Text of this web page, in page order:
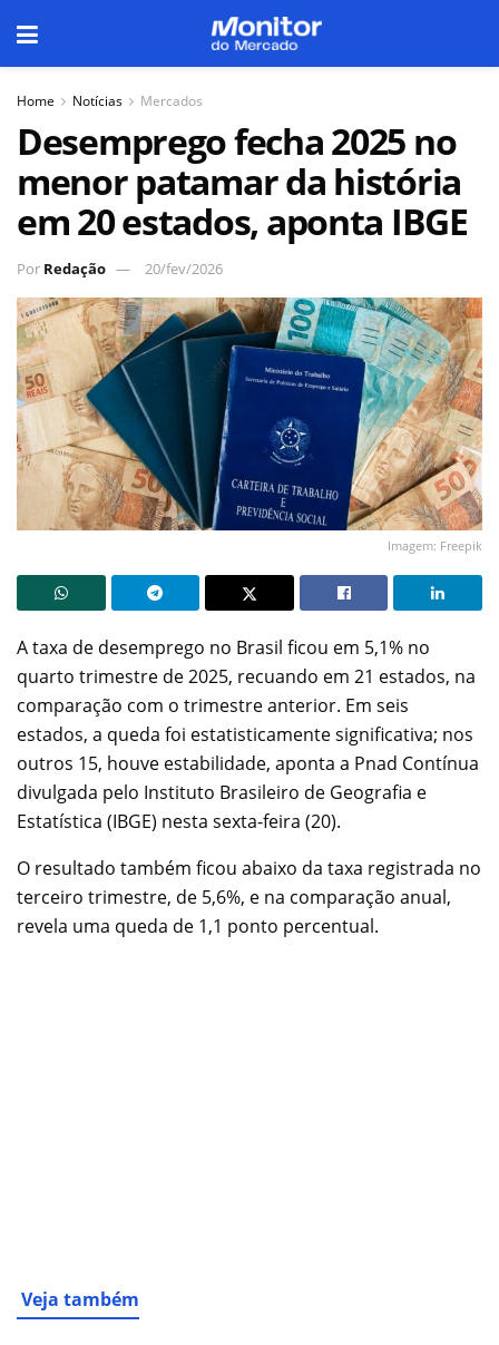
Home Notícias Mercados
Desemprego fecha 2025 no
menor patamar da história
em 20 estados, aponta IBGE
Por Redação 20/fev/2026
Imagem: Freepik
A taxa de desemprego no Brasil ficou em 5,1% no
quarto trimestre de 2025, recuando em 21 estados, na
comparação com o trimestre anterior. Em seis
estados, a queda foi estatisticamente significativa; nos
outros 15, houve estabilidade, aponta a Pnad Contínua
divulgada pelo Instituto Brasileiro de Geografia e
Estatística (IBGE) nesta sexta-feira (20).
O resultado também ficou abaixo da taxa registrada no
terceiro trimestre, de 5,6%, e na comparação anual,
revela uma queda de 1,1 ponto percentual.
Veja também